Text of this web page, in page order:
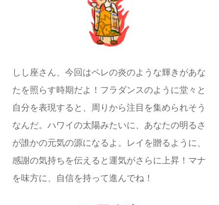
しし座さん、今回はペレの炎のような輝きがあな
たを照らす時期だよ！フラダンスのように堂々と
自分を表現すると、周りから注目を集められそう
なんだ。ハワイの太陽みたいに、あなたの明るさ
が誰かの元気の源になるよ。レイを贈るように、
感謝の気持ちを伝えると運気がさらに上昇！マナ
を味方に、自信を持って進んでね！